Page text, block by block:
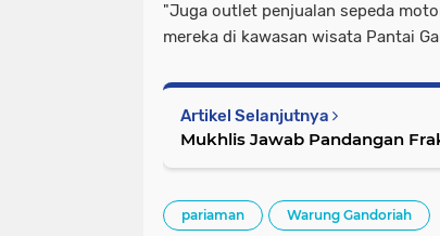
"Juga outlet penjualan sepeda
mereka di kawasan wisata Pantai
Artikel Selanjutnya
Mukhlis Jawab Pandangan
pariaman Warung Gandoriah